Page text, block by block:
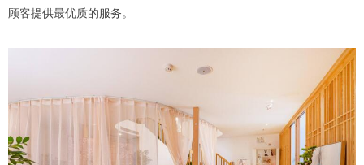
顾客提供最优质的服务。